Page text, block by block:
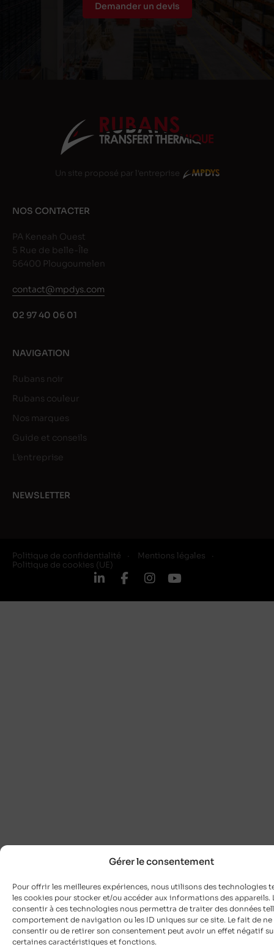
Gérer le consentement
Pour offrir les meilleures expériences, nous utilisons des technologies
les cookies pour stocker et/ou accéder aux informations des appareils.
consentir à ces technologies nous permettra de traiter des données
comportement de navigation ou les ID uniques sur ce site. Le fait de ne
consentir ou de retirer son consentement peut avoir un effet négatif
certaines caractéristiques et fonctions.
Demander un devis
Un site proposé par l'entreprise
NOS CONTACTER
PA Keneah Ouest
5 Rue de belle-Île
56400 Plougoumelen
contact@mpdys.com
02 97 40 06 01
NAVIGATION
Rubans noir
Rubans couleur
Nos marques
Guide et conseils
L’entreprise
NEWSLETTER
Politique de confidentialité
Mentions légales
Politique de cookies (UE)